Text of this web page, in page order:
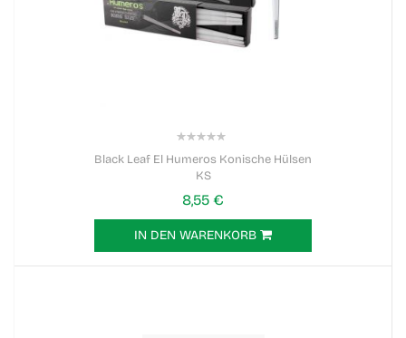
Black Leaf El Humeros Konische Hülsen
KS
8,55 €
IN DEN WARENKORB